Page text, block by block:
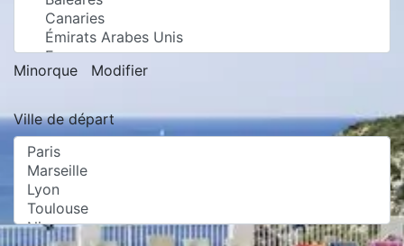
Minorque Modifier
Ville de départ